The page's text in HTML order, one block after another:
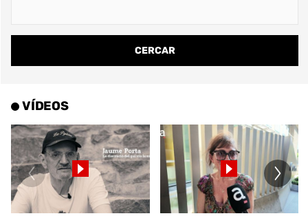
VÍDEOS